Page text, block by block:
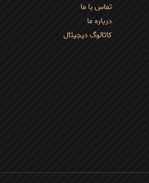
تماس با ما
درباره ما
کاتالوگ دیجیتال